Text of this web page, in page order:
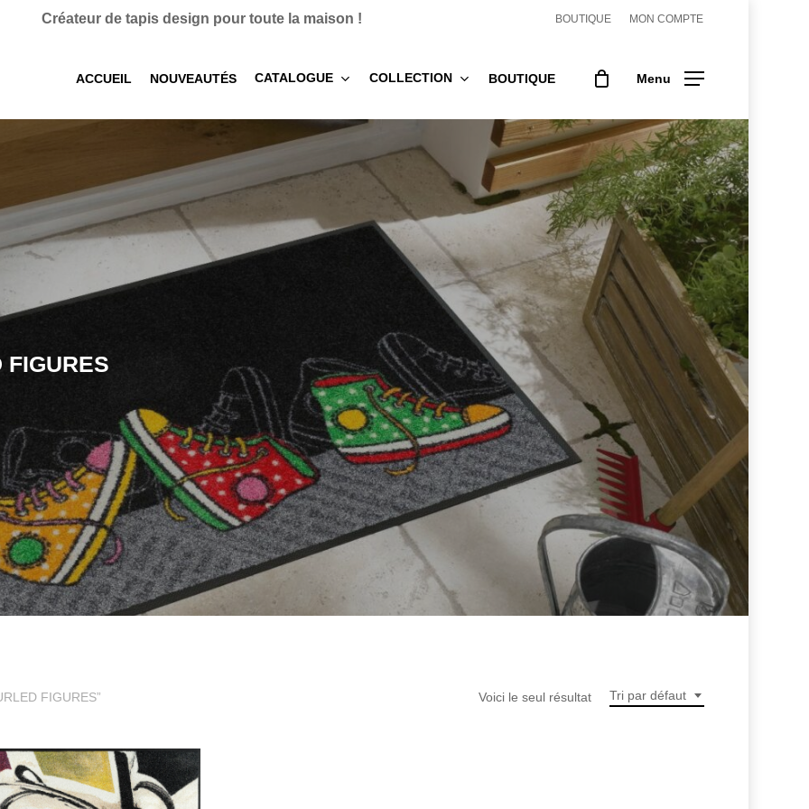
Créateur de tapis design pour toute la maison ! BOUTIQUE MON COMPTE
ACCUEIL NOUVEAUTÉS CATALOGUE COLLECTION BOUTIQUE Menu
Tri par défaut
Voici le seul résultat
FIGURES”